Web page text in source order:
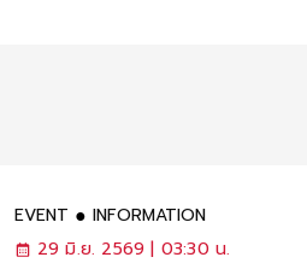
EVENT
INFORMATION
29 มิ.ย. 2569 | 03:30 น.